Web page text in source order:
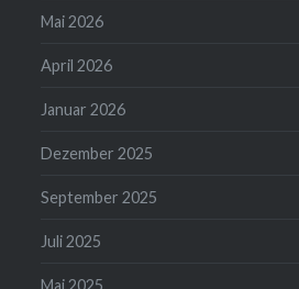
Mai 2026
April 2026
Januar 2026
Dezember 2025
September 2025
Juli 2025
Mai 2025